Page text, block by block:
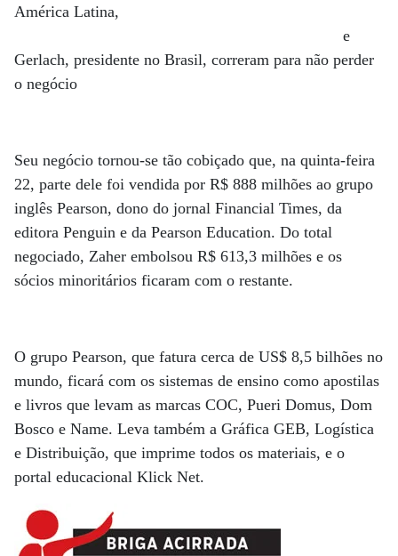
América Latina,
e
Gerlach, presidente no Brasil, correram para não perder
o negócio
Seu negócio tornou-se tão cobiçado que, na quinta-feira
22, parte dele foi vendida por R$ 888 milhões ao grupo
inglês Pearson, dono do jornal Financial Times, da
editora Penguin e da Pearson Education. Do total
negociado, Zaher embolsou R$ 613,3 milhões e os
sócios minoritários ficaram com o restante.
O grupo Pearson, que fatura cerca de US$ 8,5 bilhões no
mundo, ficará com os sistemas de ensino como apostilas
e livros que levam as marcas COC, Pueri Domus, Dom
Bosco e Name. Leva também a Gráfica GEB, Logística
e Distribuição, que imprime todos os materiais, e o
portal educacional Klick Net.